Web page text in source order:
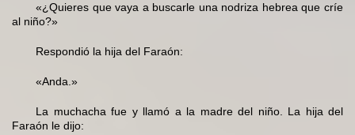
«¿Quieres que vaya a buscarle una nodriza hebrea que críe
al niño?»
Respondió la hija del Faraón:
«Anda.»
La muchacha fue y llamó a la madre del niño. La hija del
Faraón le dijo: